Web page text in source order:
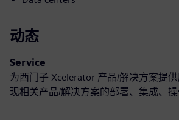
动态
Service
为西门子 Xcelerator 产品/解决方案提
现相关产品/解决方案的部署、集成、